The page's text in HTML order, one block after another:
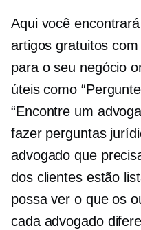
Aqui você
artigos gratuitos
para o seu negócio
úteis como
“Encontre um
fazer perguntas
advogado que
dos clientes estão
possa ver o que os
cada advogado